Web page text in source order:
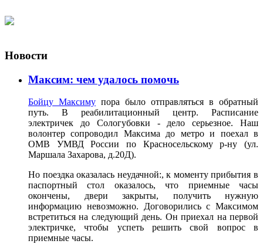
Новости
Максим: чем удалось помочь
Бойцу Максиму пора было отправляться в обратный
путь. В реабилитационный центр. Расписание
электричек до Сологубовки - дело серьезное. Наш
волонтер сопроводил Максима до метро и поехал в
ОМВ УМВД России по Красносельскому р-ну (ул.
Маршала Захарова, д.20Д).
Но поездка оказалась неудачной:, к моменту прибытия в
паспортный стол оказалось, что приемные часы
окончены, двери закрыты, получить нужную
информацию невозможно. Договорились с Максимом
встретиться на следующий день. Он приехал на первой
электричке, чтобы успеть решить свой вопрос в
приемные часы.